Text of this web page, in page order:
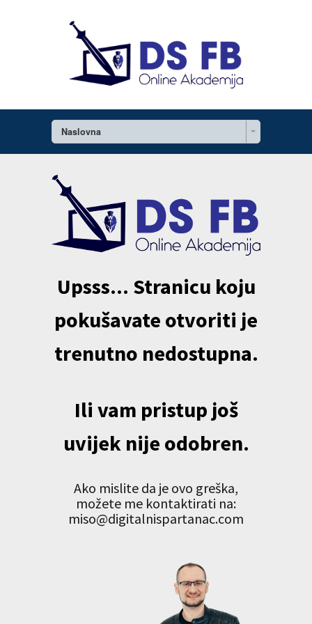
Naslovna
Upsss... Stranicu koju
pokušavate otvoriti je
trenutno nedostupna.
Ili vam pristup još
uvijek nije odobren.
Ako mislite da je ovo greška,
možete me kontaktirati na:
miso@digitalnispartanac.com